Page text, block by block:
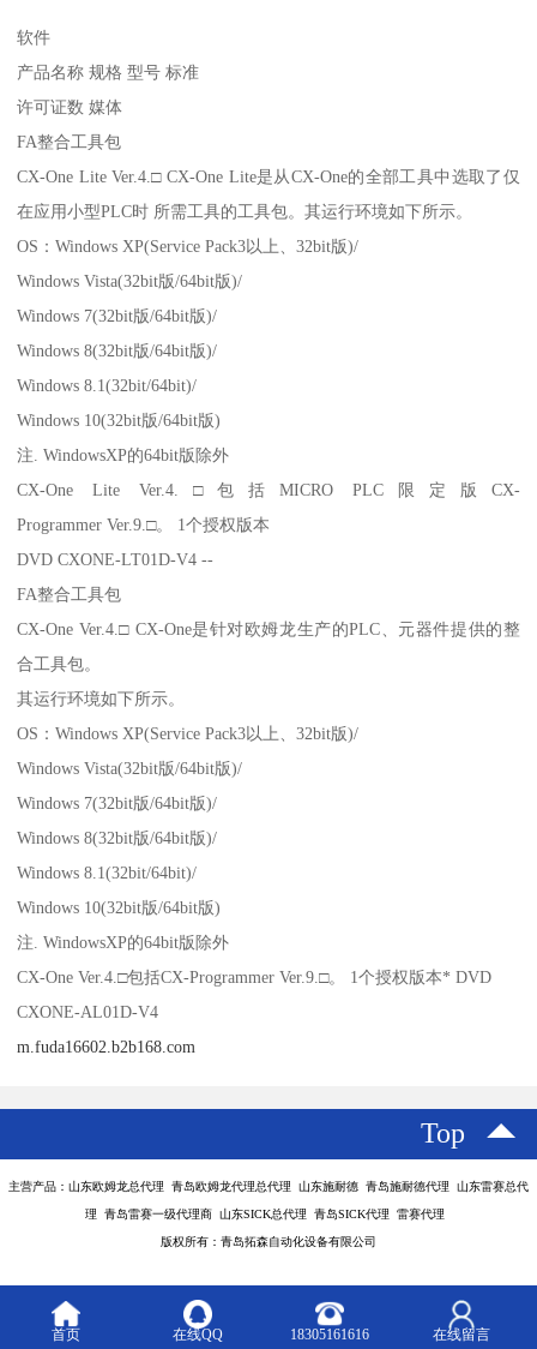
软件
产品名称 规格 型号 标准
许可证数 媒体
FA整合工具包
CX-One Lite Ver.4.□ CX-One Lite是从CX-One的全部工具中选取了仅
在应用小型PLC时 所需工具的工具包。其运行环境如下所示。
OS：Windows XP(Service Pack3以上、32bit版)/
Windows Vista(32bit版/64bit版)/
Windows 7(32bit版/64bit版)/
Windows 8(32bit版/64bit版)/
Windows 8.1(32bit/64bit)/
Windows 10(32bit版/64bit版)
注. WindowsXP的64bit版除外
CX-One Lite Ver.4.□包括MICRO PLC限定版CX-
Programmer Ver.9.□。 1个授权版本
DVD CXONE-LT01D-V4 --
FA整合工具包
CX-One Ver.4.□ CX-One是针对欧姆龙生产的PLC、元器件提供的整
合工具包。
其运行环境如下所示。
OS：Windows XP(Service Pack3以上、32bit版)/
Windows Vista(32bit版/64bit版)/
Windows 7(32bit版/64bit版)/
Windows 8(32bit版/64bit版)/
Windows 8.1(32bit/64bit)/
Windows 10(32bit版/64bit版)
注. WindowsXP的64bit版除外
CX-One Ver.4.□包括CX-Programmer Ver.9.□。 1个授权版本* DVD
CXONE-AL01D-V4
m.fuda16602.b2b168.com
Top
主营产品：山东欧姆龙总代理 青岛欧姆龙代理总代理 山东施耐德 青岛施耐德代理 山东雷赛总代
理 青岛雷赛一级代理商 山东SICK总代理 青岛SICK代理 雷赛代理
版权所有：青岛拓森自动化设备有限公司
首页 在线QQ 18305161616 在线留言